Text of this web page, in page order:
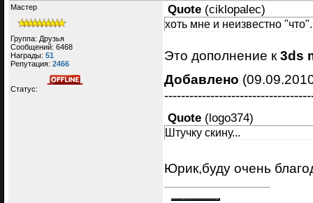
Мастер
Группа: Друзья
Сообщений: 6468
Награды: 51
Репутация: 2466
Статус:
Quote (ciklopalec)
хоть мне и неизвестно
Это дополнение к 3ds
Добавлено
Quote (logo374)
Штучку скину...
Юрик,буду очень